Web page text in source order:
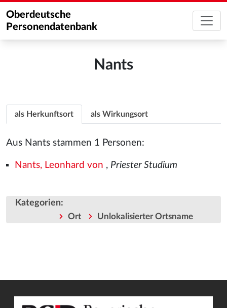
Oberdeutsche
Personendatenbank
Nants
als Herkunftsort als Wirkungsort
Aus Nants stammen 1 Personen:
Nants, Leonhard von , Priester Studium
Kategorien:
Ort Unlokalisierter Ortsname